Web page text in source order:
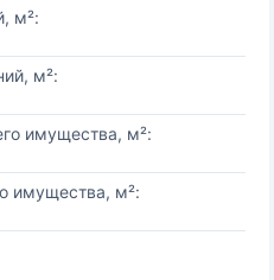
м²:
м²:
имущества, м²:
имущества, м²: